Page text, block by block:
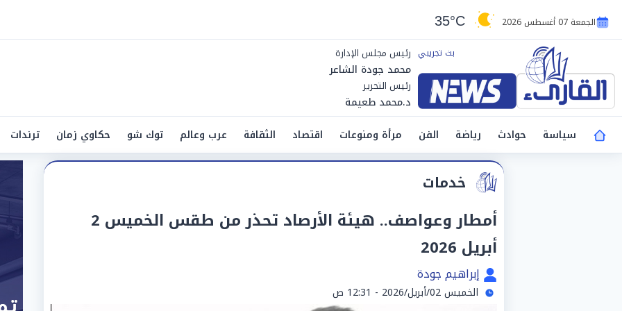
الجمعة 07 أغسطس 2026 35°C
رئيس مجلس الإدارة
محمد جودة الشاعر
رئيس التحرير
د.محمد طعيمة
سياسة
حوادث رياضة الفن مرأة ومنوعات اقتصاد الثقافة عرب وعالم توك شو حكاوي زمان ترندات
خدمات
أمطار وعواصف.. هيئة الأرصاد تحذر من طقس الخميس 2
أبريل 2026
إبراهيم جودة
الخميس 02/أبريل/2026 - 12:31 ص